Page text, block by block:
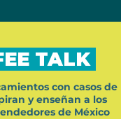
TALK
con casos de
y enseñan a los
de México